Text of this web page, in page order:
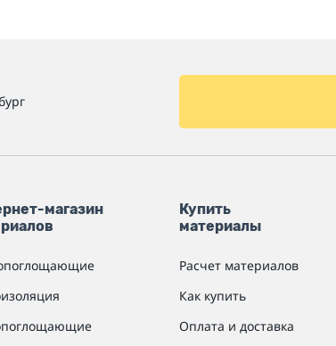
магазин
Купить
материалы
Расчет материалов
Как купить
Оплата и доставка